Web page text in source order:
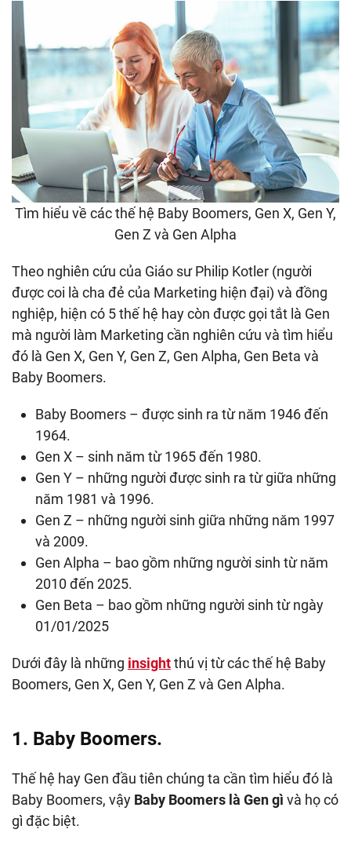
Tìm hiểu về các thế hệ Baby Boomers, Gen X, Gen Y,
Gen Z và Gen Alpha
Theo nghiên cứu của Giáo sư Philip Kotler (người
được coi là cha đẻ của Marketing hiện đại) và đồng
nghiệp, hiện có 5 thế hệ hay còn được gọi tắt là Gen
mà người làm Marketing cần nghiên cứu và tìm hiểu
đó là Gen X, Gen Y, Gen Z, Gen Alpha, Gen Beta và
Baby Boomers.
Baby Boomers – được sinh ra từ năm 1946 đến
1964.
Gen X – sinh năm từ 1965 đến 1980.
Gen Y – những người được sinh ra từ giữa những
năm 1981 và 1996.
Gen Z – những người sinh giữa những năm 1997
và 2009.
Gen Alpha – bao gồm những người sinh từ năm
2010 đến 2025.
Gen Beta – bao gồm những người sinh từ ngày
01/01/2025
Dưới đây là những insightthú vị từ các thế hệ Baby
Boomers, Gen X, Gen Y, Gen Z và Gen Alpha.
1. Baby Boomers.
Thế hệ hay Gen đầu tiên chúng ta cần tìm hiểu đó là
Baby Boomers, vậy Baby Boomers là Gen gì và họ có
gì đặc biệt.